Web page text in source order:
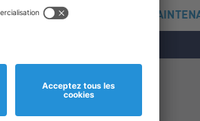
S'INSCRIRE
Service